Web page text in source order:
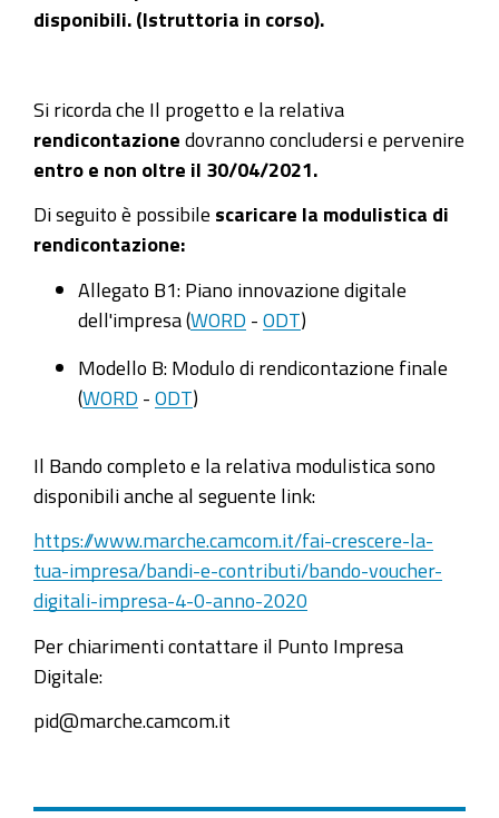
disponibili. (Istruttoria in corso).
Si ricorda che Il progetto e la relativa
rendicontazione dovranno concludersi e pervenire
entro e non oltre il 30/04/2021.
Di seguito è possibile scaricare la modulistica di
rendicontazione:
Allegato B1: Piano innovazione digitale
dell'impresa (WORD - ODT)
Modello B: Modulo di rendicontazione finale
(WORD - ODT)
Il Bando completo e la relativa modulistica sono
disponibili anche al seguente link:
https://www.marche.camcom.it/fai-crescere-la-
tua-impresa/bandi-e-contributi/bando-voucher-
digitali-impresa-4-0-anno-2020
Per chiarimenti contattare il Punto Impresa
Digitale:
pid@marche.camcom.it